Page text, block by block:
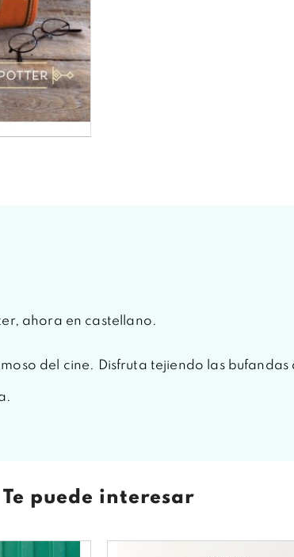
ahora en castellano.
del cine. Disfruta tejiendo las
Te puede interesar